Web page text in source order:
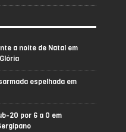
a noite de Natal em
espelhada em
20 por 6 a 0 em